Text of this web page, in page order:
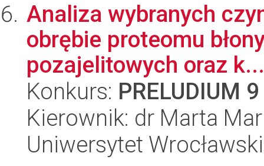
Analiza wybranych
obrębie proteomu
pozajelitowych oraz k...
Konkurs: PRELUDIUM 9
Kierownik: dr Marta
Uniwersytet